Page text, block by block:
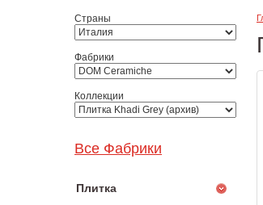
Страны
Фабрики
Коллекции
Все Фабрики
Плитка